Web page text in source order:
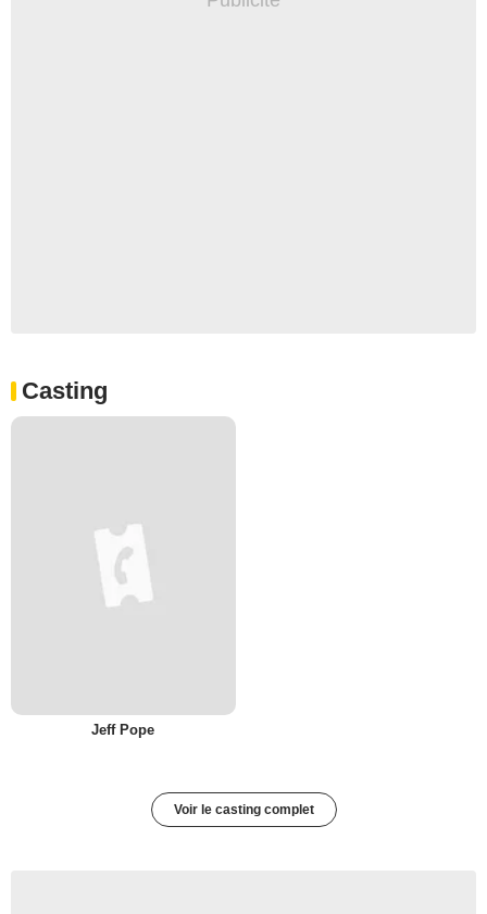
Casting
Jeff Pope
Voir le casting complet